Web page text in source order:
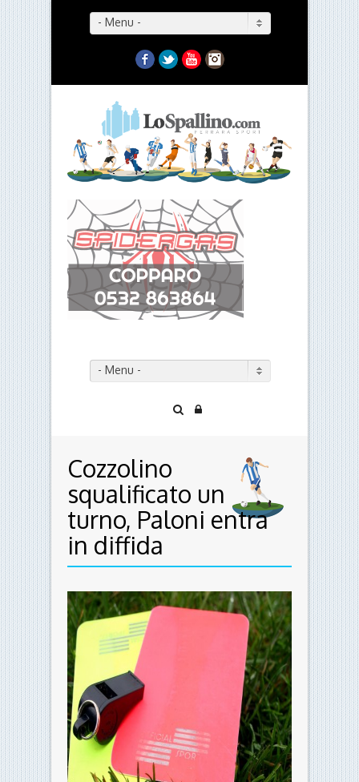
- Menu -
Facebook
TwitterYouTubeInstagram
- Menu -
Cozzolino
squalificato un
turno, Paloni entra
in diffida